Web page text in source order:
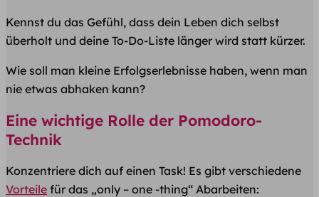
Kennst du das Gefühl, dass dein Leben dich selbst
überholt und deine To-Do-Liste länger wird statt kürzer.
Wie soll man kleine Erfolgserlebnisse haben, wenn man
nie etwas abhaken kann?
Eine wichtige Rolle der Pomodoro-
Technik
Konzentriere dich auf einen Task! Es gibt verschiedene
Vorteile für das „only – one -thing“ Abarbeiten: